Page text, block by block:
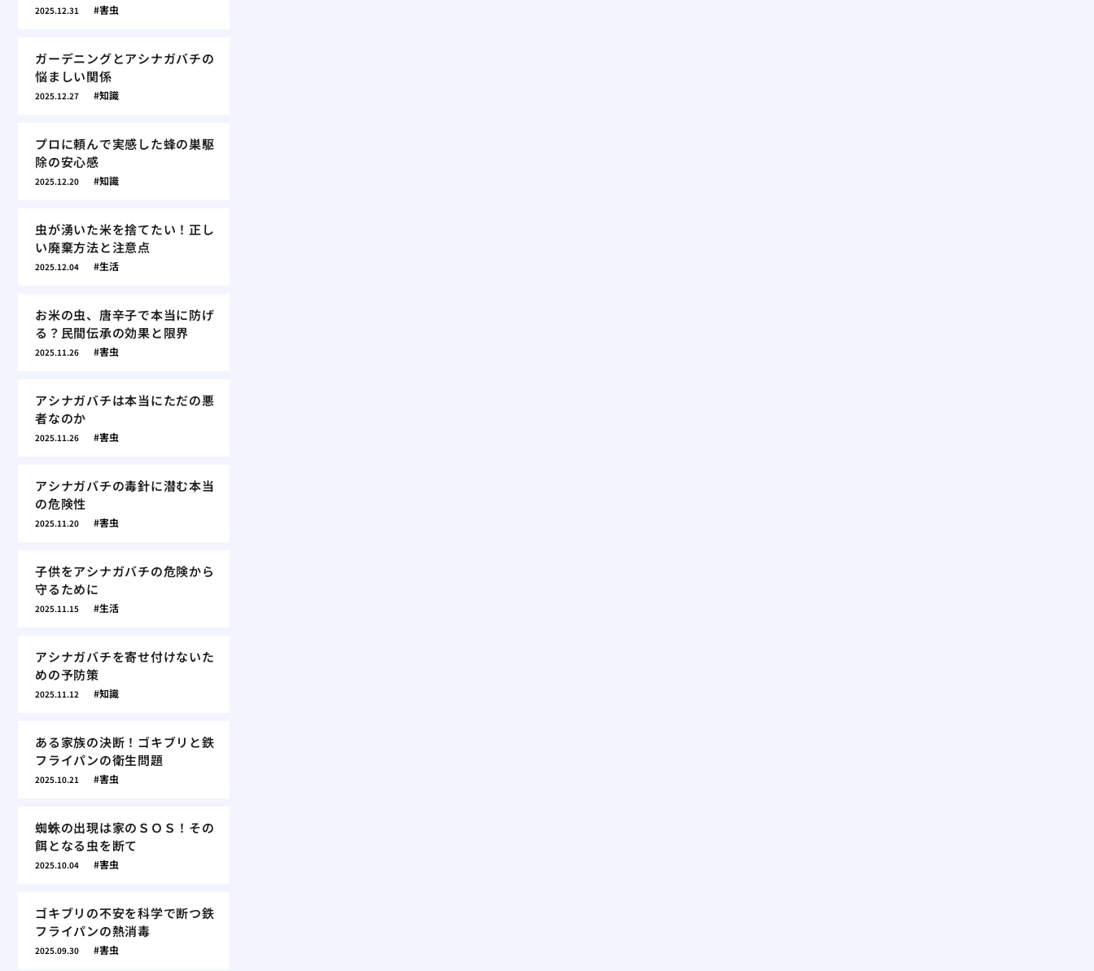
2025.12.31 害虫
ガーデニングとアシナガバチの
悩ましい関係
2025.12.27 知識
プロに頼んで実感した蜂の巣駆
除の安心感
2025.12.20 知識
虫が湧いた米を捨てたい！正し
い廃棄方法と注意点
2025.12.04 生活
お米の虫、唐辛子で本当に防げ
る？民間伝承の効果と限界
2025.11.26 害虫
アシナガバチは本当にただの悪
者なのか
2025.11.26 害虫
アシナガバチの毒針に潜む本当
の危険性
2025.11.20 害虫
子供をアシナガバチの危険から
守るために
2025.11.15 生活
アシナガバチを寄せ付けないた
めの予防策
2025.11.12 知識
ある家族の決断！ゴキブリと鉄
フライパンの衛生問題
2025.10.21 害虫
蜘蛛の出現は家のＳＯＳ！その
餌となる虫を断て
2025.10.04 害虫
ゴキブリの不安を科学で断つ鉄
フライパンの熱消毒
2025.09.30 害虫